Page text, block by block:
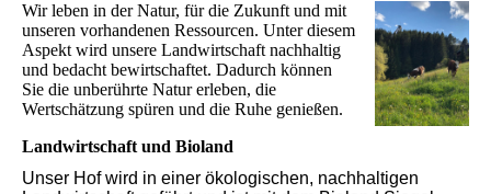
Wir leben in der Natur, für die Zukunft und mit
unseren vorhandenen Ressourcen. Unter diesem
Aspekt wird unsere Landwirtschaft nachhaltig
und bedacht bewirtschaftet. Dadurch können
Sie die unberührte Natur erleben, die
Wertschätzung spüren und die Ruhe genießen.
Landwirtschaft und Bioland
Unser Hof wird in einer ökologischen, nachhaltigen